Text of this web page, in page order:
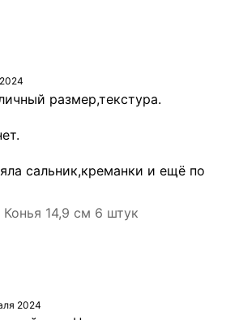
размер,текстура.
сальник,креманки и ещё по
14,9 см 6 штук
2024